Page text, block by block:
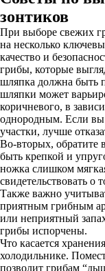
зонтиков
При выборе свежих
на несколько
качество и
грибы, которые
шляпка должна быть
шляпки может
коричневого, в
однородным. Если вы
участки, лучше
Во-вторых, обратите
быть крепкой и
ножка слишком
свидетельствовать о
Также важно
приятным грибным
или неприятный
грибы испорчены.
Что касается
холодильнике.
позволит грибам